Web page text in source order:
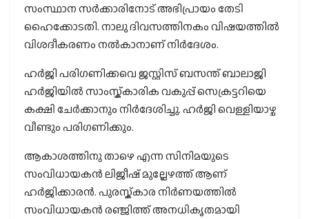
സംസ്ഥാന സർക്കാരിനോട് അഭിപ്രായം തേടി
ഹൈക്കോടതി. നാലു ദിവസത്തിനകം വിഷയത്തിൽ
വിശദീകരണം നൽകാനാണ് നിർദേശം.
ഹർജി പരിഗണിക്കവെ ജസ്റ്റിസ് ബസന്ത് ബാലാജി
ഹർജിയിൽ സാംസ്ക്കാരിക വകുപ്പ് സെക്രട്ടറിയെ
കക്ഷി ചേർക്കാനും നിർദേശിച്ചു. ഹർജി വെള്ളിയാഴ്ച
വീണ്ടും പരിഗണിക്കും.
ആകാശത്തിനു താഴെ എന്ന സിനിമയുടെ
സംവിധായകൻ ലിജീഷ് മുല്ലേഴത്ത് ആണ്
ഹർജിക്കാരൻ. പുരസ്ക്കാര നിർണയത്തിൽ
സംവിധായകൻ രഞ്ജിത്ത് അനധികൃതമായി